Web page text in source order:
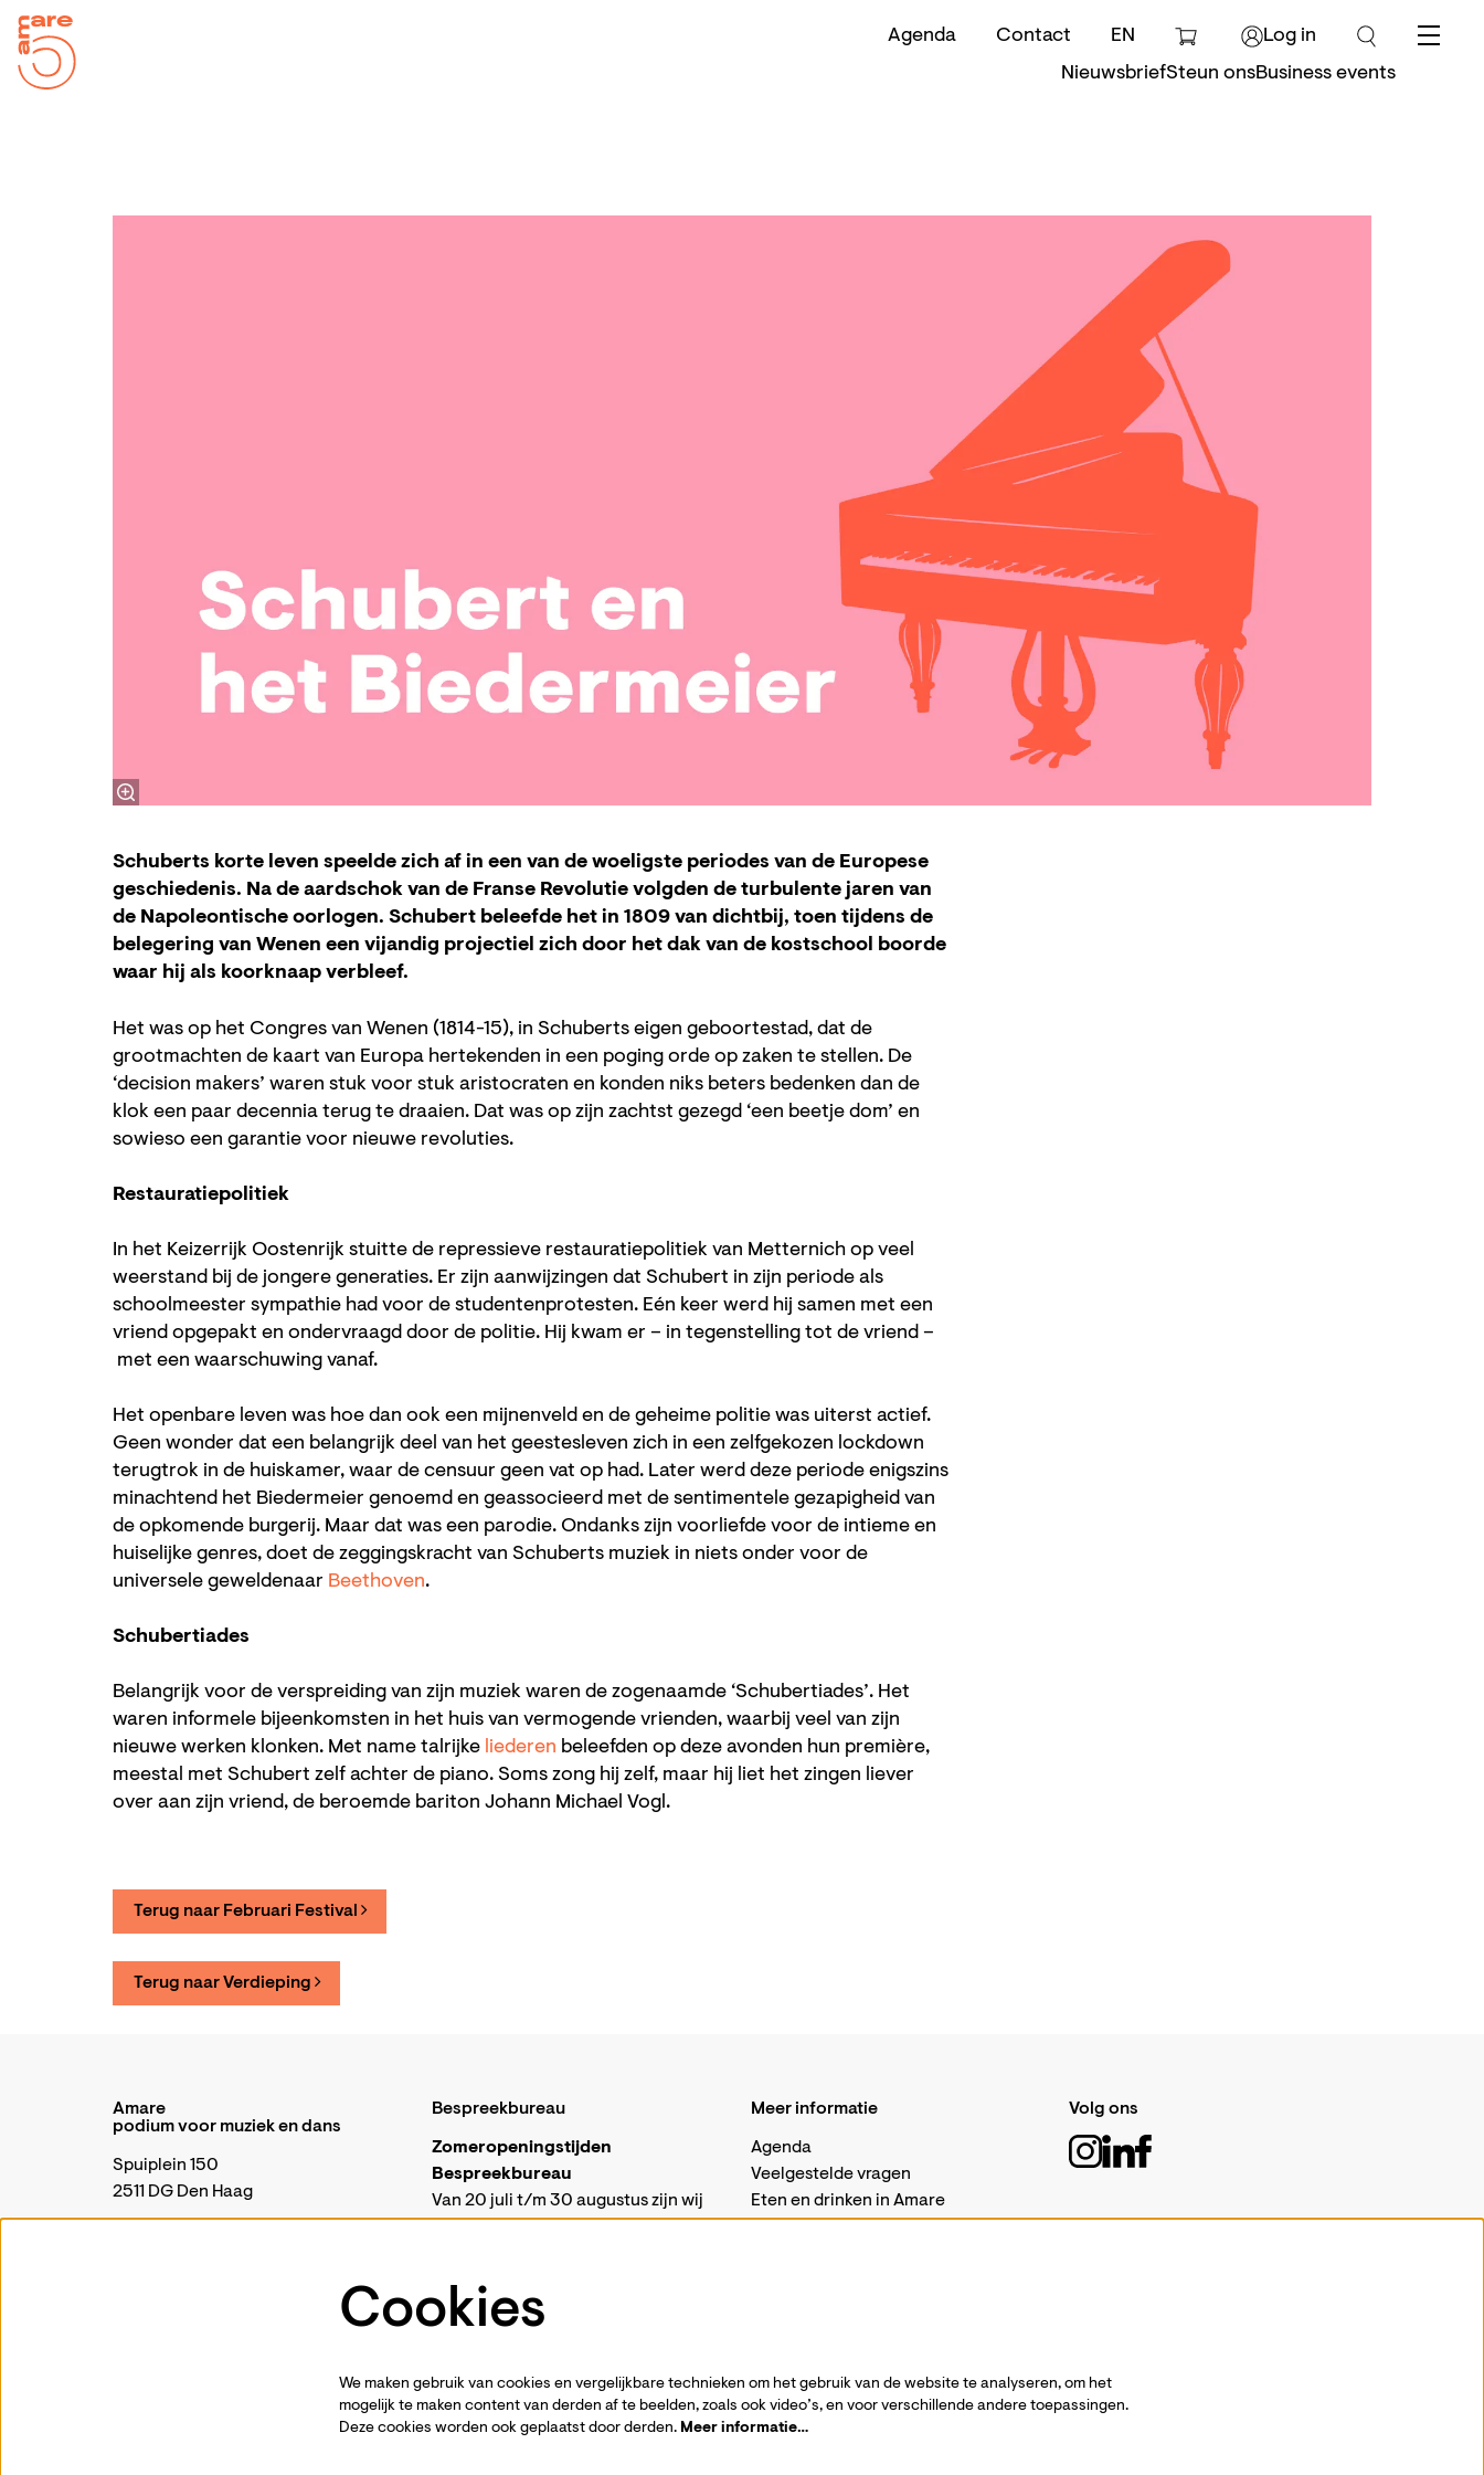
Agenda Contact EN
Log in
NieuwsbriefSteun onsBusiness events
Schuberts korte leven speelde zich af in een van de woeligste periodes van de Europese
geschiedenis. Na de aardschok van de Franse Revolutie volgden de turbulente jaren van
de Napoleontische oorlogen. Schubert beleefde het in 1809 van dichtbij, toen tijdens de
belegering van Wenen een vijandig projectiel zich door het dak van de kostschool boorde
waar hij als koorknaap verbleef.
Het was op het Congres van Wenen (1814-15), in Schuberts eigen geboortestad, dat de
grootmachten de kaart van Europa hertekenden in een poging orde op zaken te stellen. De
‘decision makers’ waren stuk voor stuk aristocraten en konden niks beters bedenken dan de
klok een paar decennia terug te draaien. Dat was op zijn zachtst gezegd ‘een beetje dom’ en
sowieso een garantie voor nieuwe revoluties.
Restauratiepolitiek
In het Keizerrijk Oostenrijk stuitte de repressieve restauratiepolitiek van Metternich op veel
weerstand bij de jongere generaties. Er zijn aanwijzingen dat Schubert in zijn periode als
schoolmeester sympathie had voor de studentenprotesten. Eén keer werd hij samen met een
vriend opgepakt en ondervraagd door de politie. Hij kwam er – in tegenstelling tot de vriend –
met een waarschuwing vanaf.
Het openbare leven was hoe dan ook een mijnenveld en de geheime politie was uiterst actief.
Geen wonder dat een belangrijk deel van het geestesleven zich in een zelfgekozen lockdown
terugtrok in de huiskamer, waar de censuur geen vat op had. Later werd deze periode enigszins
minachtend het Biedermeier genoemd en geassocieerd met de sentimentele gezapigheid van
de opkomende burgerij. Maar dat was een parodie. Ondanks zijn voorliefde voor de intieme en
huiselijke genres, doet de zeggingskracht van Schuberts muziek in niets onder voor de
universele geweldenaar Beethoven.
Schubertiades
Belangrijk voor de verspreiding van zijn muziek waren de zogenaamde ‘Schubertiades’. Het
waren informele bijeenkomsten in het huis van vermogende vrienden, waarbij veel van zijn
nieuwe werken klonken. Met name talrijke liederen beleefden op deze avonden hun première,
meestal met Schubert zelf achter de piano. Soms zong hij zelf, maar hij liet het zingen liever
over aan zijn vriend, de beroemde bariton Johann Michael Vogl.
Terug naar Februari Festival
Terug naar Verdieping
Amare
podium voor muziek en dans
Spuiplein 150
2511 DG Den Haag
communicatie@amare.nl
events@amare.nl
brasserie@amare.nl
Bespreekbureau
Zomeropeningstijden
Bespreekbureau
Van 20 juli t/m 30 augustus zijn wij
geopend van 10 tot 18 uur.
Je kunt ons ook per mail bereiken via
Vanaf dinsdag 1 september zijn wij
weer geopend volgensonze reguliere
openingstijden
Meer informatie
Agenda
Veelgestelde vragen
Eten en drinken in Amare
Privacystatement
Pers
Volg ons
Cookies
We maken gebruik van cookies en vergelijkbare technieken om het gebruik van de website te analyseren, om het
mogelijk te maken content van derden af te beelden, zoals ook video’s, en voor verschillende andere toepassingen.
Deze cookies worden ook geplaatst door derden. Meer informatie…